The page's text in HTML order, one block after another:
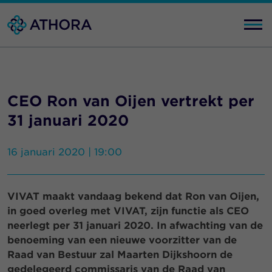
CEO Ron van Oijen vertrekt per
31 januari 2020
16 januari 2020 | 19:00
VIVAT maakt vandaag bekend dat Ron van Oijen,
in goed overleg met VIVAT, zijn functie als CEO
neerlegt per 31 januari 2020. In afwachting van de
benoeming van een nieuwe voorzitter van de
Raad van Bestuur zal Maarten Dijkshoorn de
gedelegeerd commissaris van de Raad van